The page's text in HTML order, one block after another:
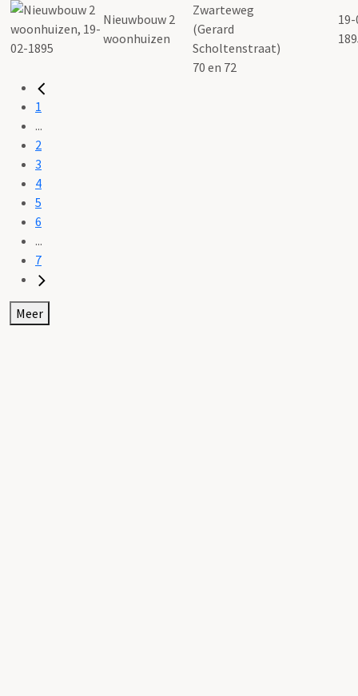
Nieuwbouw 2
woonhuizen
Zwarteweg
(Gerard
Scholtenstraat)
70 en 72
1
...
2
3
4
5
6
...
7
Meer